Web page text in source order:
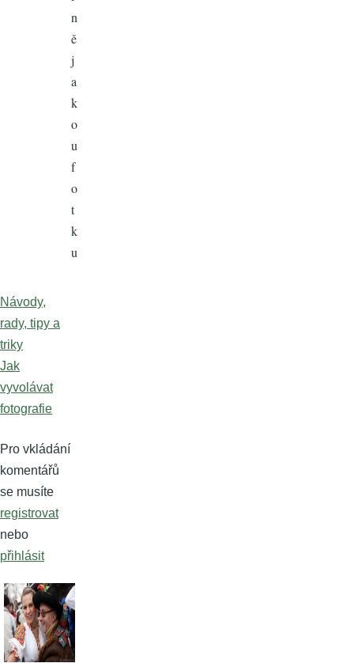
n
ě
j
a
k
o
u
f
o
t
k
u
Návody,
rady, tipy a
triky
Jak
vyvolávat
fotografie
Pro vkládání
komentářů
se musíte
registrovat
nebo
přihlásit